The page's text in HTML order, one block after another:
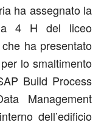
ha assegnato la
4 H del liceo
ha presentato
lo smaltimento
Build Process
Management
dell’edificio